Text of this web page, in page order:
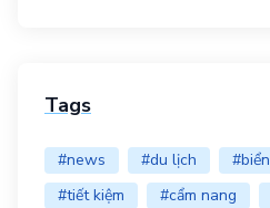
Tags
#news #du lịch #biển
#tiết kiệm
#cẩm nang